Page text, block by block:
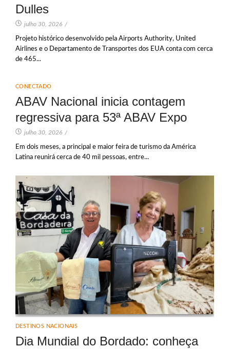
Dulles
julho 30, 2026 /
Projeto histórico desenvolvido pela Airports Authority, United
Airlines e o Departamento de Transportes dos EUA conta com cerca
de 465...
CONECTADO
ABAV Nacional inicia contagem
regressiva para 53ª ABAV Expo
julho 30, 2026 /
Em dois meses, a principal e maior feira de turismo da América
Latina reunirá cerca de 40 mil pessoas, entre...
DESTINOS NACIONAIS
Dia Mundial do Bordado: conheça